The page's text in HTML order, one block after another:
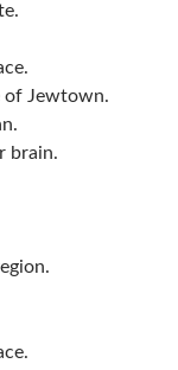
of Jewtown.
brain.